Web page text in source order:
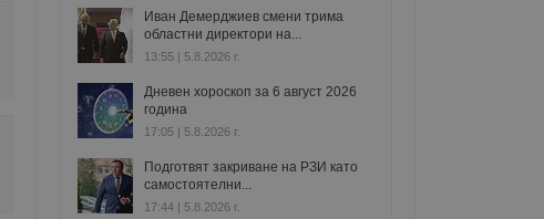
Иван Демерджиев смени трима
областни директори на...
13:55 | 5.8.2026 г.
Дневен хороскоп за 6 август 2026
година
17:05 | 5.8.2026 г.
Подготвят закриване на РЗИ като
самостоятелни...
17:44 | 5.8.2026 г.